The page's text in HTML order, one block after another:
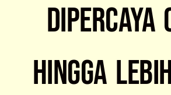
Dipercaya
Hingga